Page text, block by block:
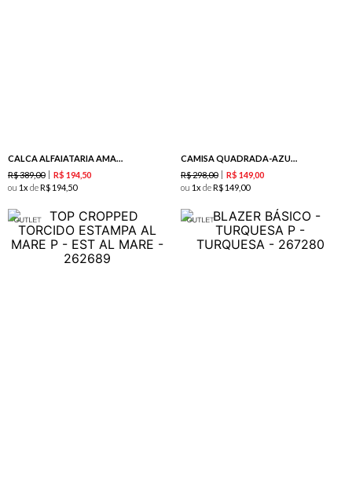
CALCA ALFAIATARIA AMARRACAO MENTA
R$389,00 R$ 194 50
ou 1 deR$ 194 50
CAMISA QUADRADA-AZUL CLARO
R$298,00 R$ 14900
ou 1 deR$ 149 00